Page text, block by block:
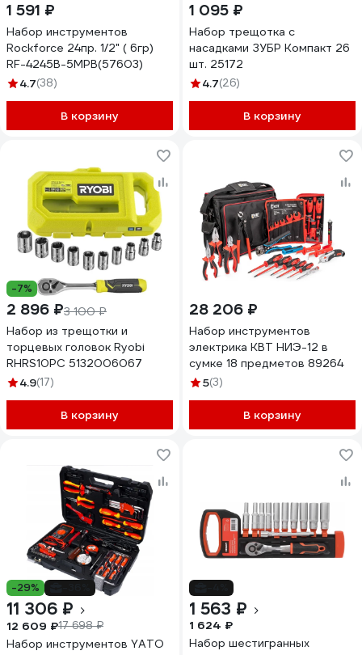
1 591 ₽
Набор инструментов
Rockforce 24пр. 1/2" ( 6гр)
RF-4245B-5MPB(57603)
4.7(38)
В корзину
1 095 ₽
Набор трещотка с
насадками ЗУБР Компакт 26
шт. 25172
4.7(26)
В корзину
-7%
2 896 ₽3 100 ₽
Набор из трещотки и
торцевых головок Ryobi
RHRS10PC 5132006067
4.9(17)
В корзину
28 206 ₽
Набор инструментов
электрика КВТ НИЭ-12 в
сумке 18 предметов 89264
5(3)
В корзину
-29%
11 306 ₽
12 609 ₽17 698 ₽
Набор инструментов YATO
1 563 ₽
1 624 ₽
Набор шестигранных